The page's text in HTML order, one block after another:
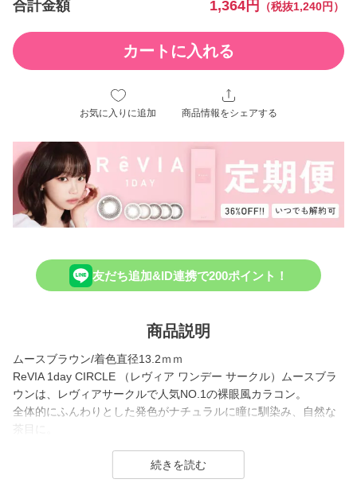
合計金額 1,364円 （税抜1,240円）
カートに入れる
お気に入りに追加 商品情報をシェアする
友だち追加&ID連携で200ポイント！
商品説明
ムースブラウン/着色直径13.2ｍｍ
ReVIA 1day CIRCLE （レヴィア ワンデー サークル）ムースブラ
ウンは、レヴィアサークルで人気NO.1の裸眼風カラコン。
全体的にふんわりとした発色がナチュラルに瞳に馴染み、自然な
茶目に。
1day（ワンデー）／1month（ワンマンス）／CLEAR（クリア）